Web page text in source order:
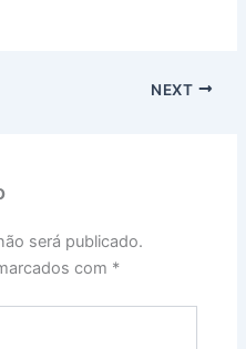
NEXT
será publicado.
com *